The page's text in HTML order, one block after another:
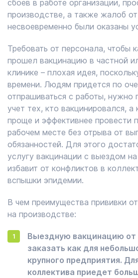
сбоев в работе организации,
производстве, а также жалоб
несвоевременно были оказаны
Требовать от персонала, чтобы
прошел вакцинацию в частной
клинике – плохая идея,
времени. Людям придется по
отпрашиваться с работы, нужно
учет тех, кто вакцинировался, а
проще и эффективнее провести
рабочем месте без отрыва от
обязанностей. Для этого
услугу вакцинации с выездом
избавит от конфликтов в
вспышки эпидемии.
В чем преимущества прививки
на производстве:
Выездную вакцинацию от
заказать как для
крупного предприятия.
коллектива приедет